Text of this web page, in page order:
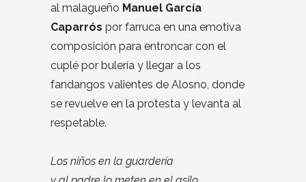
al malagueño Manuel García
Caparrós por farruca en una emotiva
composición para entroncar con el
cuplé por bulería y llegar a los
fandangos valientes de Alosno, donde
se revuelve en la protesta y levanta al
respetable.
Los niños en la guardería